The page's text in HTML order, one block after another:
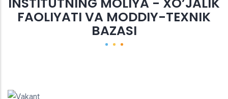
FAOLIYATI VA MODDIY-TEXNIK
BAZASI